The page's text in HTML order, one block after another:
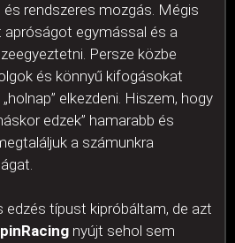
rendszeres mozgás. Mégis
apróságot egymással és a
Persze közbe
és könnyű kifogásokat
elkezdeni. Hiszem, hogy
edzek” hamarabb és
a számunkra
típust kipróbáltam, de azt
nyújt sehol sem